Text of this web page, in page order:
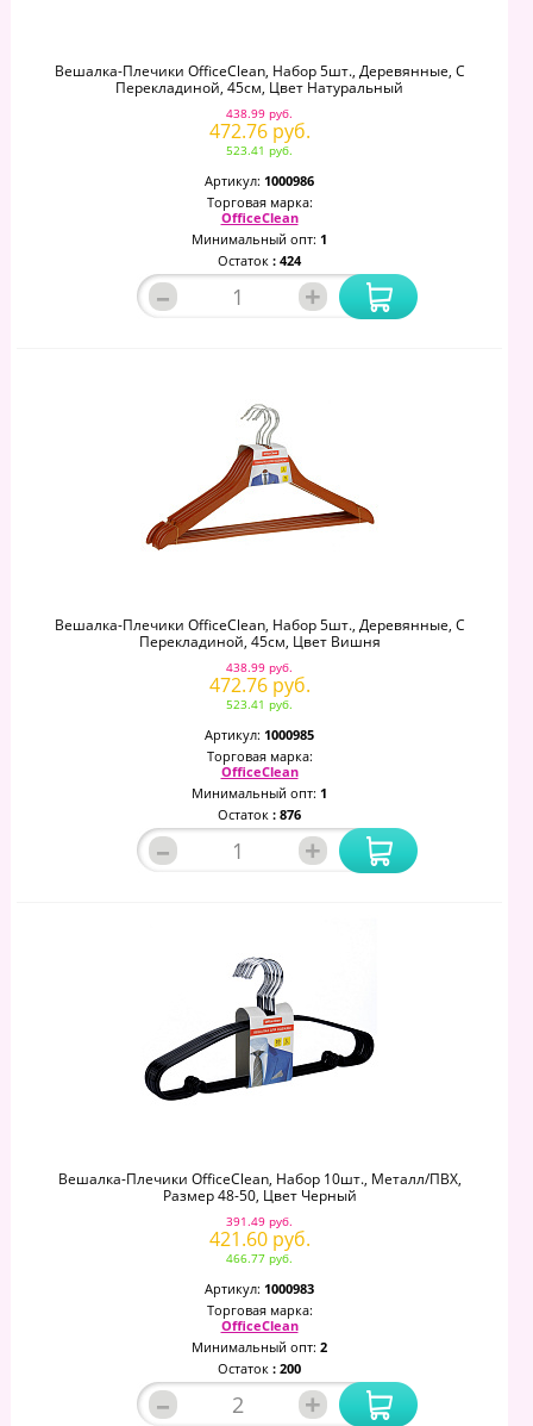
Вешалка-Плечики OfficeClean, Набор 5шт., Деревянные, С
Перекладиной, 45см, Цвет Натуральный
438.99 руб.
472.76 руб.
523.41 руб.
Артикул: 1000986
Торговая марка:
OfficeClean
Минимальный опт: 1
Остаток : 424
– +
Вешалка-Плечики OfficeClean, Набор 5шт., Деревянные, С
Перекладиной, 45см, Цвет Вишня
438.99 руб.
472.76 руб.
523.41 руб.
Артикул: 1000985
Торговая марка:
OfficeClean
Минимальный опт: 1
Остаток : 876
– +
Вешалка-Плечики OfficeClean, Набор 10шт., Металл/ПВХ,
Размер 48-50, Цвет Черный
391.49 руб.
421.60 руб.
466.77 руб.
Артикул: 1000983
Торговая марка:
OfficeClean
Минимальный опт: 2
Остаток : 200
– +